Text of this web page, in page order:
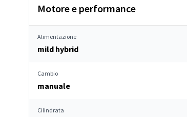
Motore e performance
Alimentazione
mild hybrid
Cambio
manuale
Cilindrata